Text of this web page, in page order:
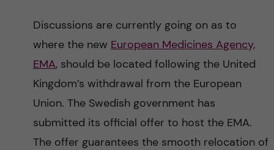
Discussions are currently going on as to
where the new European Medicines Agency,
EMA, should be located following the United
Kingdom’s withdrawal from the European
Union. The Swedish government has
submitted its official offer to host the EMA.
The offer guarantees the smooth relocation of